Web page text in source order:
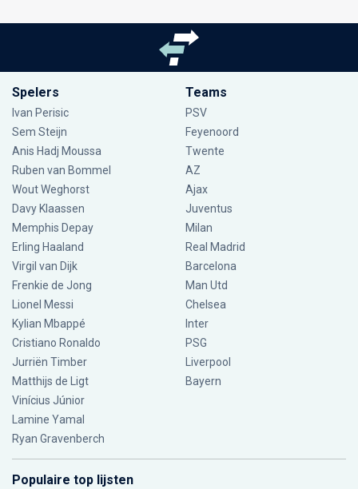
Spelers
Ivan Perisic
Sem Steijn
Anis Hadj Moussa
Ruben van Bommel
Wout Weghorst
Davy Klaassen
Memphis Depay
Erling Haaland
Virgil van Dijk
Frenkie de Jong
Lionel Messi
Kylian Mbappé
Cristiano Ronaldo
Jurriën Timber
Matthijs de Ligt
Vinícius Júnior
Lamine Yamal
Ryan Gravenberch
Teams
PSV
Feyenoord
Twente
AZ
Ajax
Juventus
Milan
Real Madrid
Barcelona
Man Utd
Chelsea
Inter
PSG
Liverpool
Bayern
Populaire top lijsten